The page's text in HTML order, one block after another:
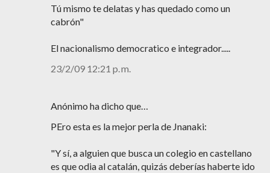
Tú mismo te delatas y has quedado como un
cabrón"
El nacionalismo democratico e integrador.....
23/2/09 12:21 p. m.
Anónimo ha dicho que…
PEro esta es la mejor perla de Jnanaki:
"Y sí, a alguien que busca un colegio en castellano
es que odia al catalán, quizás deberías haberte ido